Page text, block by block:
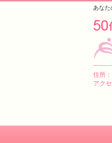
あな
住所：
アクセ